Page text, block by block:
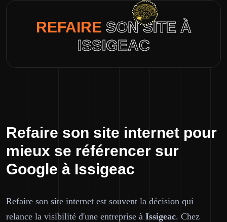
REFAIRE SON SITE À
ISSIGEAC
Refaire son site internet pour
mieux se référencer sur
Google à Issigeac
Refaire son site internet est souvent la décision qui
relance la visibilité d'une entreprise à Issigeac. Chez